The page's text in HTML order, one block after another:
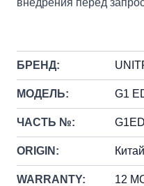
внедрения перед
БРЕНД:
МОДЕЛЬ: G1
ЧАСТЬ №:
ORIGIN: Китай
WARRANTY: 12